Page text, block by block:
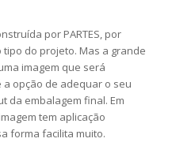
por PARTES, por
do projeto. Mas a grande
imagem que será
a opção de adequar o seu
da embalagem final. Em
tem aplicação
forma facilita muito.